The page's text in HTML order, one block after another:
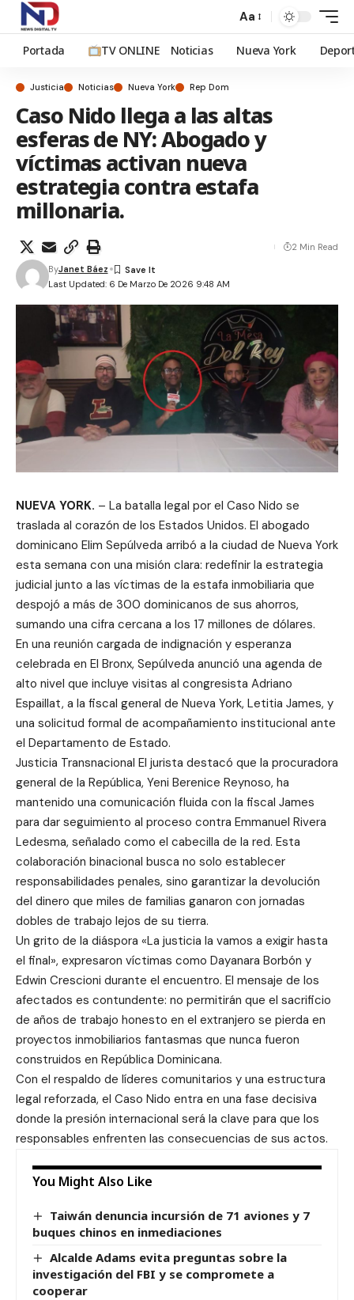
Aa
Portada TV ONLINE Noticias Nueva York
Justicia Noticias Nueva York Rep Dom
Caso Nido llega a las altas
esferas de NY: Abogado y
víctimas activan nueva
estrategia contra estafa
millonaria.
Last Updated: 6 De Marzo De 2026 9:48 AM
ByJanet Báez
2 Min Read
NUEVA YORK. – La batalla legal por el Caso Nido se
traslada al corazón de los Estados Unidos. El abogado
dominicano Elim Sepúlveda arribó a la ciudad de Nueva York
esta semana con una misión clara: redefinir la estrategia
judicial junto a las víctimas de la estafa inmobiliaria que
despojó a más de 300 dominicanos de sus ahorros,
sumando una cifra cercana a los 17 millones de dólares.
En una reunión cargada de indignación y esperanza
celebrada en El Bronx, Sepúlveda anunció una agenda de
alto nivel que incluye visitas al congresista Adriano
Espaillat, a la fiscal general de Nueva York, Letitia James, y
una solicitud formal de acompañamiento institucional ante
el Departamento de Estado.
Justicia Transnacional El jurista destacó que la procuradora
general de la República, Yeni Berenice Reynoso, ha
mantenido una comunicación fluida con la fiscal James
para dar seguimiento al proceso contra Emmanuel Rivera
Ledesma, señalado como el cabecilla de la red. Esta
colaboración binacional busca no solo establecer
responsabilidades penales, sino garantizar la devolución
del dinero que miles de familias ganaron con jornadas
dobles de trabajo lejos de su tierra.
Un grito de la diáspora «La justicia la vamos a exigir hasta
el final», expresaron víctimas como Dayanara Borbón y
Edwin Crescioni durante el encuentro. El mensaje de los
afectados es contundente: no permitirán que el sacrificio
de años de trabajo honesto en el extranjero se pierda en
proyectos inmobiliarios fantasmas que nunca fueron
construidos en República Dominicana.
Con el respaldo de líderes comunitarios y una estructura
legal reforzada, el Caso Nido entra en una fase decisiva
donde la presión internacional será la clave para que los
responsables enfrenten las consecuencias de sus actos.
You Might Also Like
Taiwán denuncia incursión de 71 aviones y 7
buques chinos en inmediaciones
Alcalde Adams evita preguntas sobre la
investigación del FBI y se compromete a
cooperar